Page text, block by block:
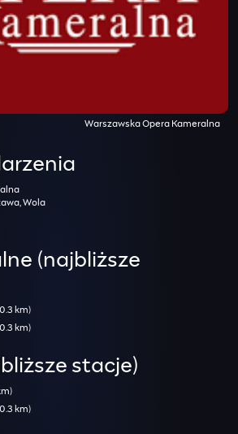
Warszawska Opera Kameralna
Wola
(najbliższe
km)
km)
stacje)
km)